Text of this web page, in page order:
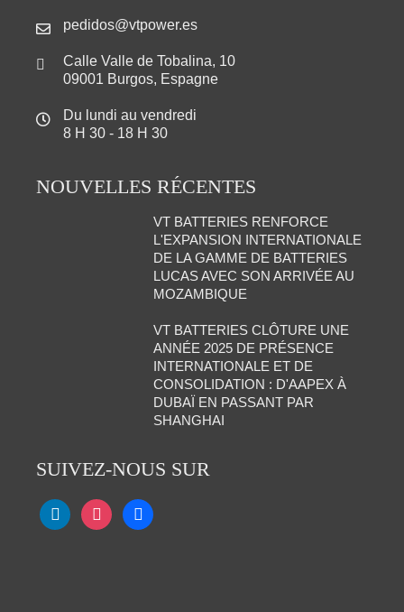
pedidos@vtpower.es
Calle Valle de Tobalina, 10
09001 Burgos, Espagne
Du lundi au vendredi
8 H 30 - 18 H 30
NOUVELLES RÉCENTES
VT BATTERIES RENFORCE
L'EXPANSION INTERNATIONALE
DE LA GAMME DE BATTERIES
LUCAS AVEC SON ARRIVÉE AU
MOZAMBIQUE
VT BATTERIES CLÔTURE UNE
ANNÉE 2025 DE PRÉSENCE
INTERNATIONALE ET DE
CONSOLIDATION : D'AAPEX À
DUBAÏ EN PASSANT PAR
SHANGHAI
SUIVEZ-NOUS SUR